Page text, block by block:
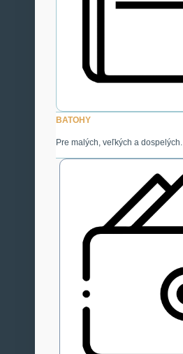
BATOHY
Pre malých, veľkých a dospelých.